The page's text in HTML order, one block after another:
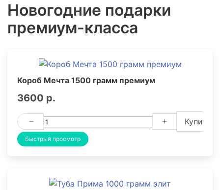
Новогодние подарки
премиум-класса
Короб Мечта 1500 грамм премиум
3600 р.
Купить
Быстрый просмотр